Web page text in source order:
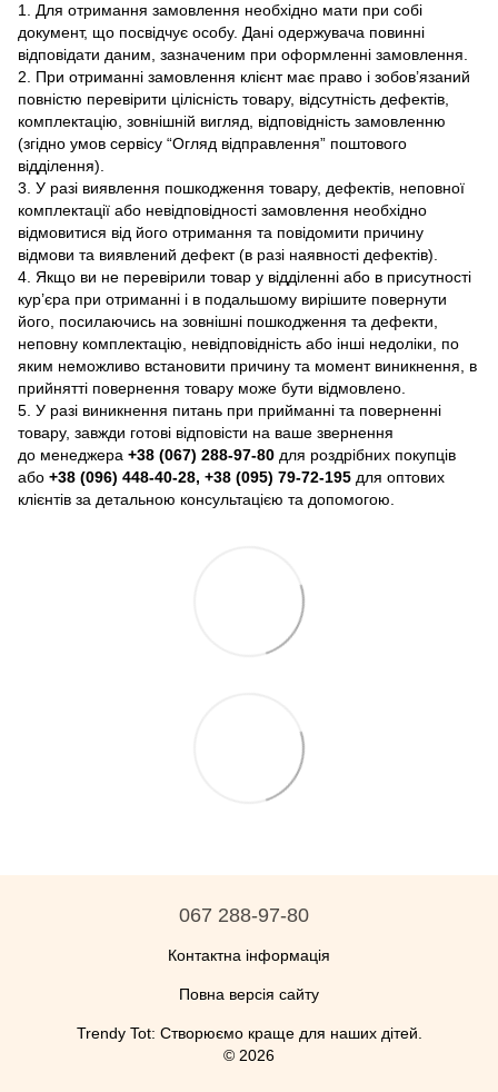
1. Для отримання замовлення необхідно мати при собі
документ, що посвідчує особу. Дані одержувача повинні
відповідати даним, зазначеним при оформленні замовлення.
2. При отриманні замовлення клієнт має право і зобов’язаний
повністю перевірити цілісність товару, відсутність дефектів,
комплектацію, зовнішній вигляд, відповідність замовленню
(згідно умов сервісу “Огляд відправлення” поштового
відділення).
3. У разі виявлення пошкодження товару, дефектів, неповної
комплектації або невідповідності замовлення необхідно
відмовитися від його отримання та повідомити причину
відмови та виявлений дефект (в разі наявності дефектів).
4. Якщо ви не перевірили товар у відділенні або в присутності
кур’єра при отриманні і в подальшому вирішите повернути
його, посилаючись на зовнішні пошкодження та дефекти,
неповну комплектацію, невідповідність або інші недоліки, по
яким неможливо встановити причину та момент виникнення, в
прийнятті повернення товару може бути відмовлено.
5. У разі виникнення питань при прийманні та поверненні
товару, завжди готові відповісти на ваше звернення
до менеджера +38 (067) 288-97-80 для роздрібних покупців
або +38 (096) 448-40-28, +38 (095) 79-72-195 для оптових
клієнтів за детальною консультацією та допомогою.
067 288-97-80
Контактна інформація
Повна версія сайту
Trendy Tot: Створюємо краще для наших дітей.
© 2026